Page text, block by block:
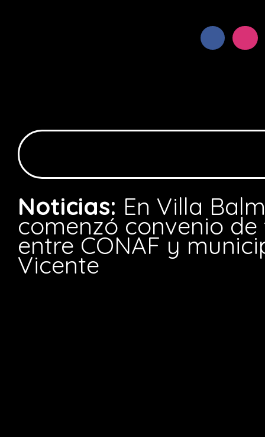
Noticias: En Villa
comenzó convenio
entre CONAF y
Vicente